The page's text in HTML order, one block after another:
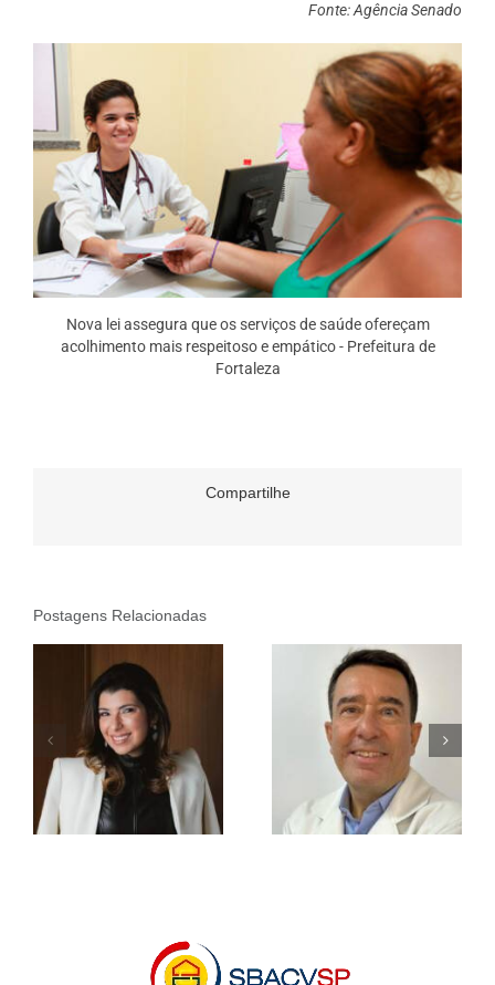
Fonte: Agência Senado
Nova lei assegura que os serviços de saúde ofereçam
acolhimento mais respeitoso e empático - Prefeitura de
Fortaleza
Compartilhe
Postagens Relacionadas